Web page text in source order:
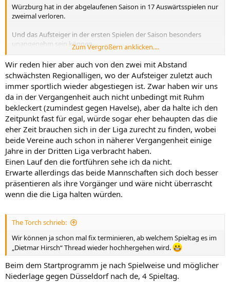
Würzburg hat in der abgelaufenen Saison in 17 Auswärtsspielen nur
zweimal verloren.
Und das Aufsteiger in der ersten Spielen der Saison besonders
unangenehm sein können,
hat der letztjährige Aufsteiger 'Meidericher SV' wohl eindrucksvoll
unter Beweis gestellt.
Zum Vergrößern anklicken....
Wir reden hier aber auch von den zwei mit Abstand
schwächsten Regionalligen, wo der Aufsteiger zuletzt auch
immer sportlich wieder abgestiegen ist. Zwar haben wir uns
da in der Vergangenheit auch nicht unbedingt mit Ruhm
bekleckert (zumindest gegen Havelse), aber da halte ich den
Zeitpunkt fast für egal, würde sogar eher behaupten das die
eher Zeit brauchen sich in der Liga zurecht zu finden, wobei
beide Vereine auch schon in näherer Vergangenheit einige
Jahre in der Dritten Liga verbracht haben.
Einen Lauf den die fortführen sehe ich da nicht.
Erwarte allerdings das beide Mannschaften sich doch besser
präsentieren als ihre Vorgänger und wäre nicht überrascht
wenn die die Liga halten würden.
The Torch schrieb:
Wir können ja schon mal fix terminieren, ab welchem Spieltag es im
„Dietmar Hirsch“ Thread wieder hochhergehen wird.
Beim dem Startprogramm je nach Spielweise und möglicher
Niederlage gegen Düsseldorf nach de, 4 Spieltag.